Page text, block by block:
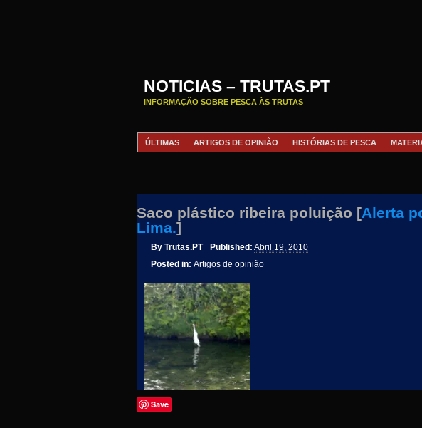
NOTICIAS – TRUTAS.PT
INFORMAÇÃO SOBRE PESCA ÀS TRUTAS
ÚLTIMAS
ARTIGOS DE OPINIÃO HISTÓRIAS DE PESCA
Saco plástico ribeira poluição [Alerta
Lima.]
By Trutas.PT Published: Abril 19, 2010
Posted in: Artigos de opinião
Save